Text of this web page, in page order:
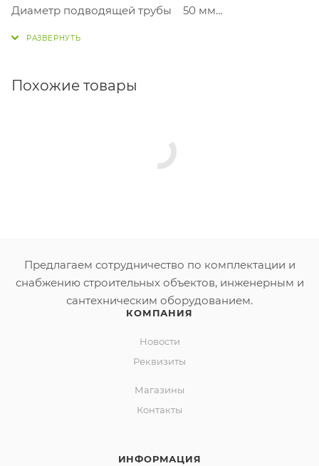
Диаметр подводящей трубы 50 мм
Вес изделия 14 кг
Похожие товары
Предлагаем сотрудничество по комплектации и
снабжению строительных объектов, инженерным и
сантехническим оборудованием.
КОМПАНИЯ
Новости
Реквизиты
Магазины
Контакты
ИНФОРМАЦИЯ